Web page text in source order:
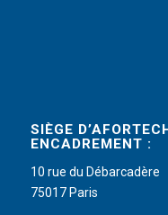
SIÈGE
ENCADREMENT :
10 rue du Débarcadère
75017 Paris